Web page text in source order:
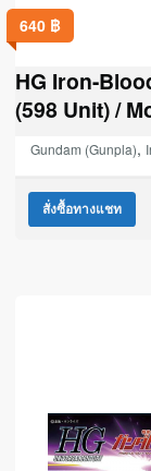
640 ฿
HG Iron-
(598 Unit) /
Gundam (Gunpla),
สั่งซื้อทางแชท